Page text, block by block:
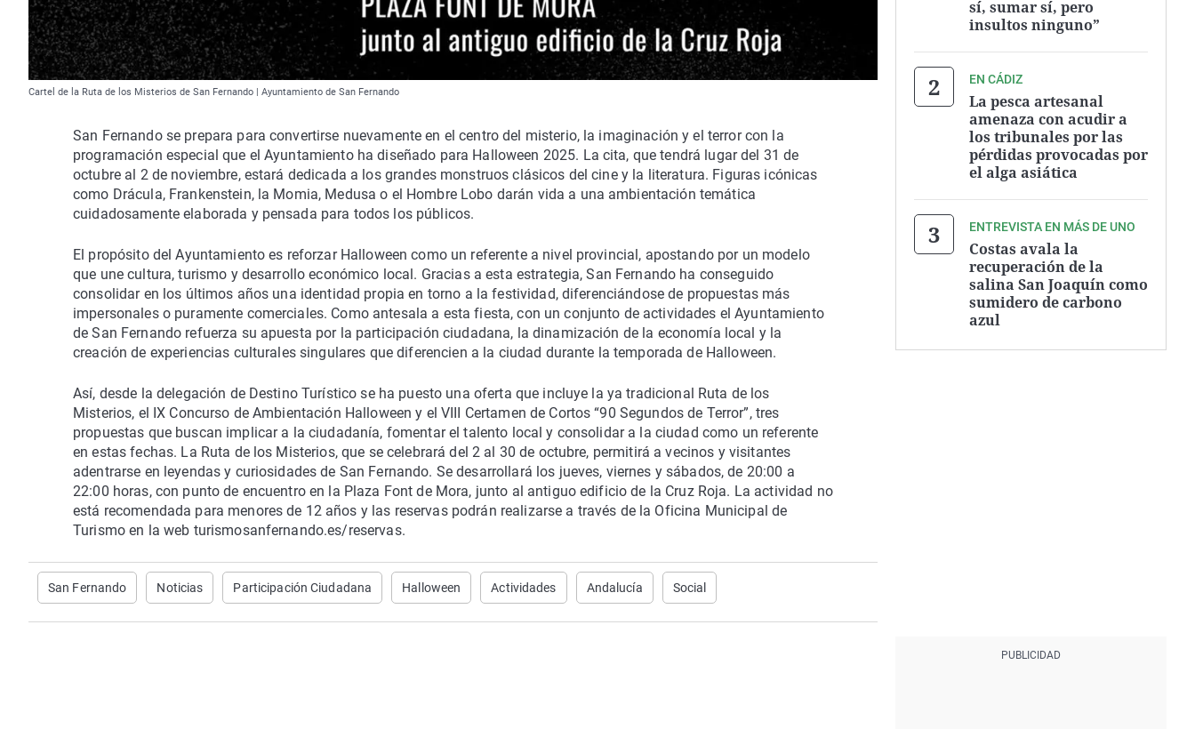
Cartel de la Ruta de los Misterios de San Fernando | Ayuntamiento de San Fernando
San Fernando se prepara para convertirse nuevamente en el centro del misterio, la imaginación y el terror con la
programación especial que el Ayuntamiento ha diseñado para Halloween 2025. La cita, que tendrá lugar del 31 de
octubre al 2 de noviembre, estará dedicada a los grandes monstruos clásicos del cine y la literatura. Figuras icónicas
como Drácula, Frankenstein, la Momia, Medusa o el Hombre Lobo darán vida a una ambientación temática
cuidadosamente elaborada y pensada para todos los públicos.
El propósito del Ayuntamiento es reforzar Halloween como un referente a nivel provincial, apostando por un modelo
que une cultura, turismo y desarrollo económico local. Gracias a esta estrategia, San Fernando ha conseguido
consolidar en los últimos años una identidad propia en torno a la festividad, diferenciándose de propuestas más
impersonales o puramente comerciales. Como antesala a esta fiesta, con un conjunto de actividades el Ayuntamiento
de San Fernando refuerza su apuesta por la participación ciudadana, la dinamización de la economía local y la
creación de experiencias culturales singulares que diferencien a la ciudad durante la temporada de Halloween.
Así, desde la delegación de Destino Turístico se ha puesto una oferta que incluye la ya tradicional Ruta de los
Misterios, el IX Concurso de Ambientación Halloween y el VIII Certamen de Cortos “90 Segundos de Terror”, tres
propuestas que buscan implicar a la ciudadanía, fomentar el talento local y consolidar a la ciudad como un referente
en estas fechas. La Ruta de los Misterios, que se celebrará del 2 al 30 de octubre, permitirá a vecinos y visitantes
adentrarse en leyendas y curiosidades de San Fernando. Se desarrollará los jueves, viernes y sábados, de 20:00 a
22:00 horas, con punto de encuentro en la Plaza Font de Mora, junto al antiguo edificio de la Cruz Roja. La actividad no
está recomendada para menores de 12 años y las reservas podrán realizarse a través de la Oficina Municipal de
Turismo en la web turismosanfernando.es/reservas.
San Fernando Noticias Participación Ciudadana Halloween Actividades Andalucía Social
sí, sumar sí, pero
insultos ninguno”
EN CÁDIZ
La pesca artesanal
amenaza con acudir a
los tribunales por las
pérdidas provocadas por
el alga asiática
ENTREVISTA EN MÁS DE UNO
Costas avala la
recuperación de la
salina San Joaquín como
sumidero de carbono
azul